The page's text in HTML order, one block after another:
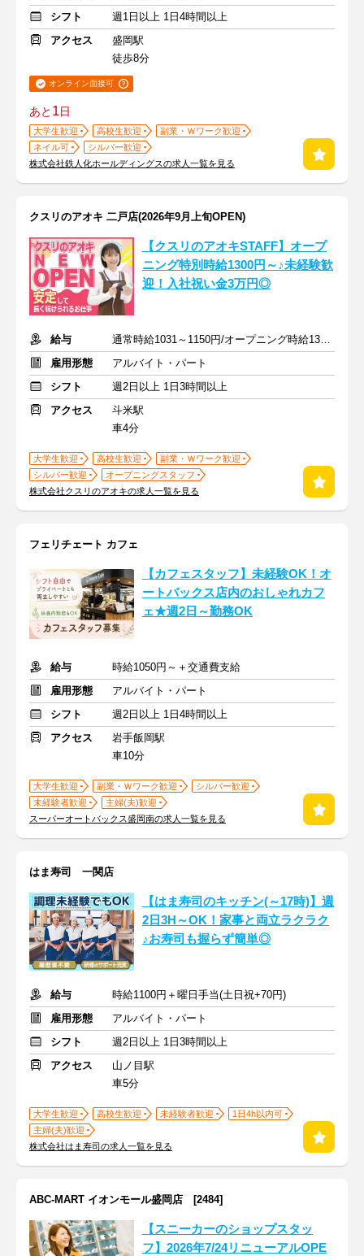
シフト
週1日以上 1日4時間以上
アクセス
盛岡駅
徒歩8分
オンライン面接可
あと 1日
大学生歓迎 高校生歓迎
副業・Ｗワーク歓迎
ネイル可
シルバー歓迎
株式会社鉄人化ホールディングスの求人一覧を見る
クスリのアオキ 二戸店(2026年9月上旬OPEN)
【クスリのアオキSTAFF】オープ
ニング特別時給1300円～♪未経験歓
迎！入社祝い金3万円◎
給与
通常時給1031～1150円/オープニング時給1300～1400円
雇用形態
アルバイト・パート
シフト
週2日以上 1日3時間以上
アクセス
斗米駅
車4分
大学生歓迎 高校生歓迎
副業・Ｗワーク歓迎
シルバー歓迎
オープニングスタッフ
株式会社クスリのアオキの求人一覧を見る
フェリチェート カフェ
【カフェスタッフ】未経験OK！オ
ートバックス店内のおしゃれカフ
ェ★週2日～勤務OK
給与
時給1050円～＋交通費支給
雇用形態
アルバイト・パート
シフト
週2日以上 1日4時間以上
アクセス
岩手飯岡駅
車10分
大学生歓迎 副業・Ｗワーク歓迎
シルバー歓迎
未経験者歓迎
主婦(夫)歓迎
スーパーオートバックス盛岡南の求人一覧を見る
はま寿司 一関店
【はま寿司のキッチン(～17時)】週
2日3H～OK！家事と両立ラクラク
♪お寿司も握らず簡単◎
給与
時給1100円＋曜日手当(土日祝+70円)
雇用形態
アルバイト・パート
シフト
週2日以上 1日3時間以上
アクセス
山ノ目駅
車5分
大学生歓迎 高校生歓迎 未経験者歓迎
1日4h以内可
主婦(夫)歓迎
株式会社はま寿司の求人一覧を見る
ABC-MART イオンモール盛岡店 [2484]
【スニーカーのショップスタッ
フ】2026年7/24リニューアルOPE